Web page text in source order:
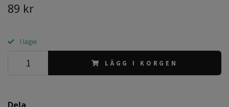
89 kr
I lager.
LÄGG I KORGEN